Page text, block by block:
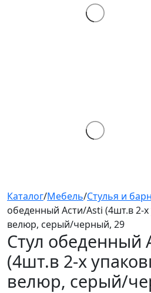
Каталог/Мебель/Стулья и
обеденный Асти/Asti (4шт.в 2-х
велюр, серый/черный, 29
Стул обеденный
(4шт.в 2-х
велюр, серый/